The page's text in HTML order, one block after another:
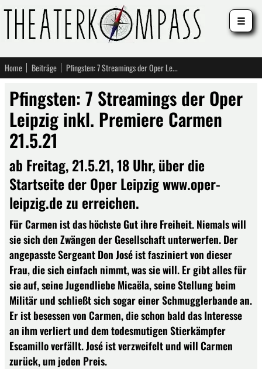
Home Beiträge Pfingsten: 7 Streamings der Oper Leipzig inkl. Premiere Carmen 21.5.21
Pfingsten: 7 Streamings der Oper
Leipzig inkl. Premiere Carmen
21.5.21
ab Freitag, 21.5.21, 18 Uhr, über die
Startseite der Oper Leipzig www.oper-
leipzig.de zu erreichen.
Für Carmen ist das höchste Gut ihre Freiheit. Niemals will
sie sich den Zwängen der Gesellschaft unterwerfen. Der
angepasste Sergeant Don José ist fasziniert von dieser
Frau, die sich einfach nimmt, was sie will. Er gibt alles für
sie auf, seine Jugendliebe Micaëla, seine Stellung beim
Militär und schließt sich sogar einer Schmugglerbande an.
Er ist besessen von Carmen, die schon bald das Interesse
an ihm verliert und dem todesmutigen Stierkämpfer
Escamillo verfällt. José ist verzweifelt und will Carmen
zurück, um jeden Preis.
☰